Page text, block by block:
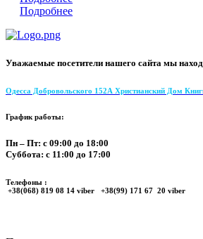
Подробнее
Уважаемые посетители нашего сайта мы
Одесса Добровольского 152А Христианский Дом
График работы:
Пн – Пт: с 09:00 до 18:00
Суббота: с 11:00 до 17:00
Телефоны :
+38(068) 819 08 14 viber +38(99) 171 67 20 viber